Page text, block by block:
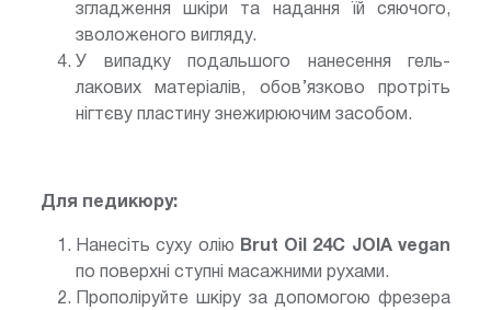
згладження шкіри та надання їй сяючого,
зволоженого вигляду.
У випадку подальшого нанесення гель-
лакових матеріалів, обов’язково протріть
нігтєву пластину знежирюючим засобом.
Для педикюру:
Нанесіть суху олію
Brut Oil 24С JOIA vegan
по поверхні ступні масажними рухами.
Прополіруйте шкіру за допомогою фрезера